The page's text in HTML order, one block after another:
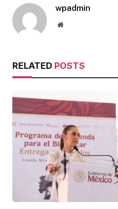
wpadmin
Website
RELATED POSTS